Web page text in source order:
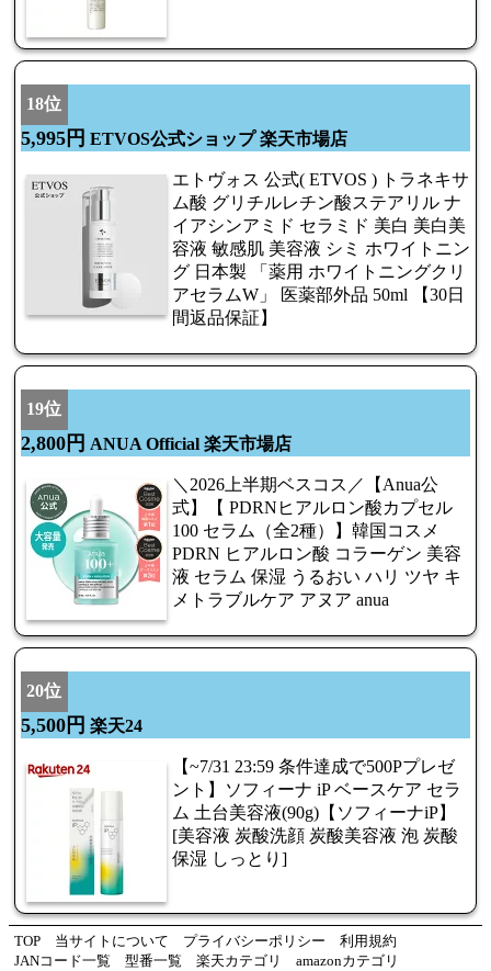
18位
5,995円 ETVOS公式ショップ 楽天市場店
エトヴォス 公式( ETVOS ) トラネキサ
ム酸 グリチルレチン酸ステアリル ナ
イアシンアミド セラミド 美白 美白美
容液 敏感肌 美容液 シミ ホワイトニン
グ 日本製 「薬用 ホワイトニングクリ
アセラムW」 医薬部外品 50ml 【30日
間返品保証】
19位
2,800円 ANUA Official 楽天市場店
＼2026上半期ベスコス／【Anua公
式】【 PDRNヒアルロン酸カプセル
100 セラム（全2種）】韓国コスメ
PDRN ヒアルロン酸 コラーゲン 美容
液 セラム 保湿 うるおい ハリ ツヤ キ
メトラブルケア アヌア anua
20位
5,500円 楽天24
【~7/31 23:59 条件達成で500Pプレゼ
ント】ソフィーナ iP ベースケア セラ
ム 土台美容液(90g)【ソフィーナiP】
[美容液 炭酸洗顔 炭酸美容液 泡 炭酸
保湿 しっとり]
TOP 当サイトについて プライバシーポリシー
利用規約
JANコード一覧
型番一覧 楽天カテゴリ amazonカテゴリ